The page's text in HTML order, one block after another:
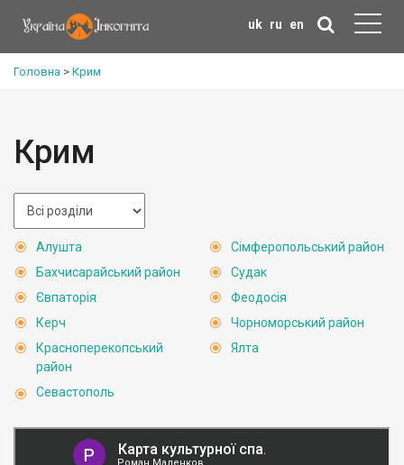
uk ru en
Головна > Крим
Крим
Алушта
Бахчисарайський район
Євпаторія
Керч
Красноперекопський
район
Севастополь
Сімферопольський район
Судак
Феодосія
Чорноморський район
Ялта